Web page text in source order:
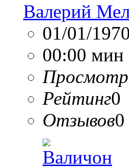
Валерий
01/01/1970
00:00 мин
Рейтинг0
Отзывов0